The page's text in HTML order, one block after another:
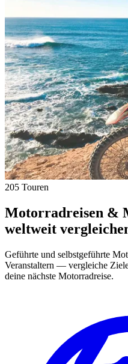
205 Touren
Motorradreisen &
weltweit
Geführte und selbstgeführte
Veranstaltern — vergleiche
deine nächste Motorradreise.